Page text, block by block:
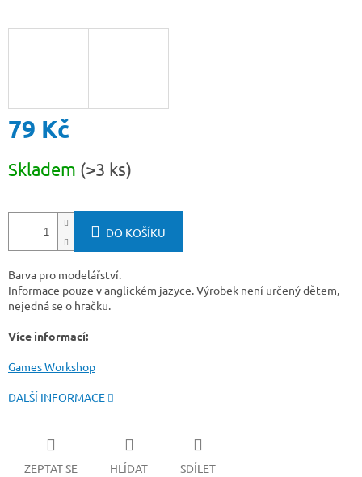
79 Kč
cena:
Skladem (>3 ks)
DO KOŠÍKU
Barva pro modelářství.
Informace pouze v anglickém jazyce. Výrobek není určený dětem,
nejedná se o hračku.
Více informací:
Games Workshop
DALŠÍ INFORMACE
ZEPTAT SE HLÍDAT SDÍLET